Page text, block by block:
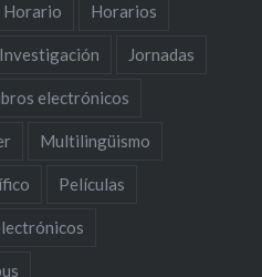
Horario Horarios
Investigación Jornadas
electrónicos
Multilingüismo
Películas